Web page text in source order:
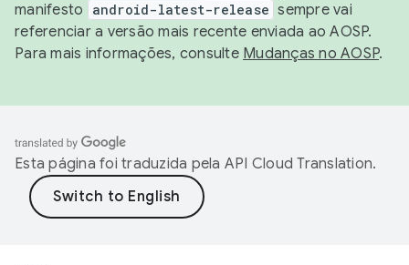
manifesto
android-latest-release sempre vai
referenciar a versão mais recente enviada ao AOSP.
Para mais informações, consulte Mudanças no AOSP.
Esta página foi traduzida pela API Cloud Translation.